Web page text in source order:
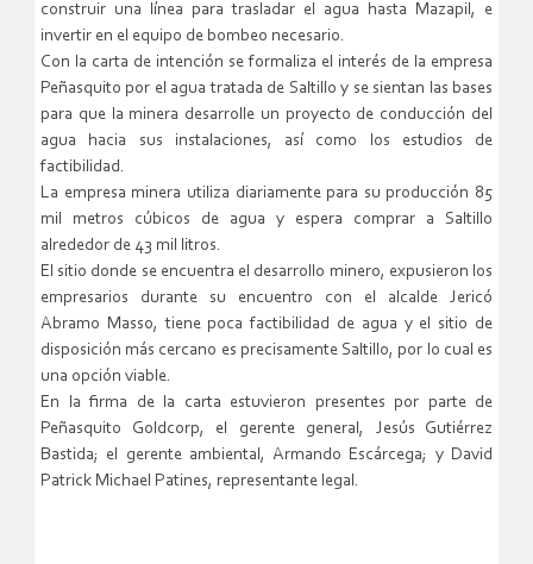
construir una línea para trasladar el agua hasta Mazapil, e
invertir en el equipo de bombeo necesario.
Con la carta de intención se formaliza el interés de la empresa
Peñasquito por el agua tratada de Saltillo y se sientan las bases
para que la minera desarrolle un proyecto de conducción del
agua hacia sus instalaciones, así como los estudios de
factibilidad.
La empresa minera utiliza diariamente para su producción 85
mil metros cúbicos de agua y espera comprar a Saltillo
alrededor de 43 mil litros.
El sitio donde se encuentra el desarrollo minero, expusieron los
empresarios durante su encuentro con el alcalde Jericó
Abramo Masso, tiene poca factibilidad de agua y el sitio de
disposición más cercano es precisamente Saltillo, por lo cual es
una opción viable.
En la firma de la carta estuvieron presentes por parte de
Peñasquito Goldcorp, el gerente general, Jesús Gutiérrez
Bastida; el gerente ambiental, Armando Escárcega; y David
Patrick Michael Patines, representante legal.